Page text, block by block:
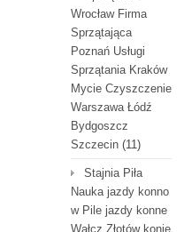
Wrocław Firma
Sprzątająca
Poznań Usługi
Sprzątania Kraków
Mycie Czyszczenie
Warszawa Łódź
Bydgoszcz
Szczecin (11)
Stajnia Piła
Nauka jazdy konno
w Pile jazdy konne
Wałcz Złotów konie